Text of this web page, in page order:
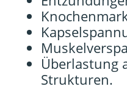
Überlastung
Strukturen.